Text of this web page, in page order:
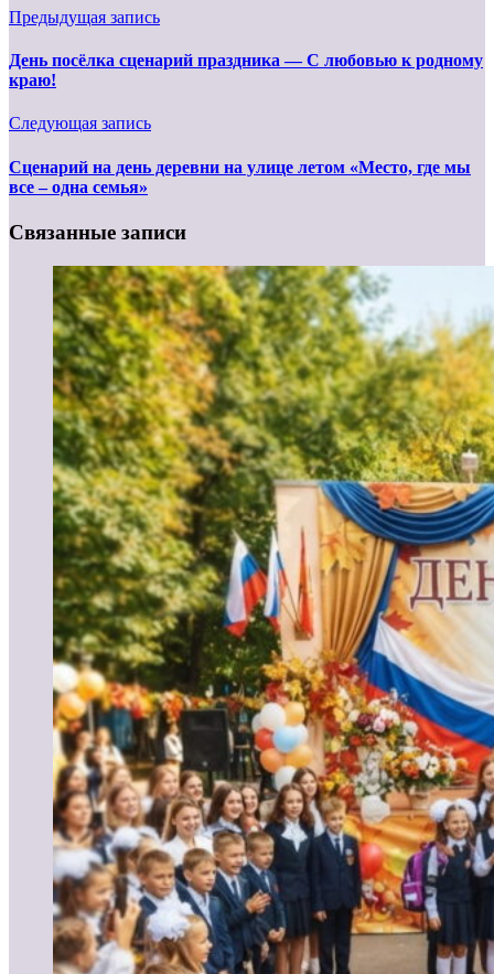
Предыдущая запись
День посёлка сценарий праздника — С любовью к родному
краю!
Следующая запись
Сценарий на день деревни на улице летом «Место, где мы
все – одна семья»
Связанные записи